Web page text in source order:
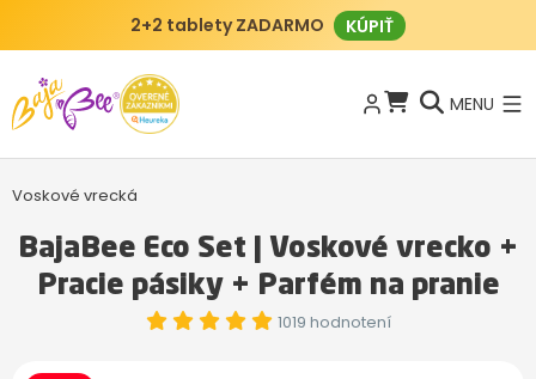
2+2 tablety ZADARMO KÚPIŤ
MENU
Voskové vrecká
BajaBee Eco Set | Voskové vrecko +
Pracie pásiky + Parfém na pranie
1019 hodnotení